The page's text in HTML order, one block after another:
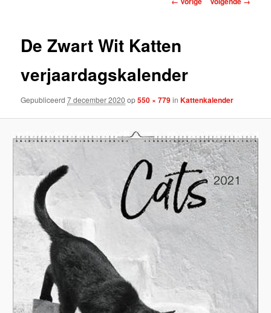
De Zwart Wit Katten
verjaardagskalender
Gepubliceerd7 december 2020 op550 × 779inKattenkalender